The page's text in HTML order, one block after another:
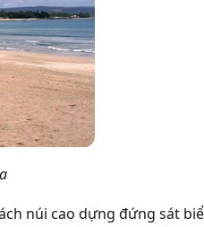
núi cao dựng đứng sát